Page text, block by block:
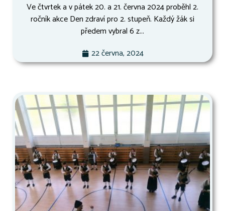
Ve čtvrtek a v pátek 20. a 21. června 2024 proběhl 2.
ročník akce Den zdraví pro 2. stupeň. Každý žák si
předem vybral 6 z...
22 června, 2024